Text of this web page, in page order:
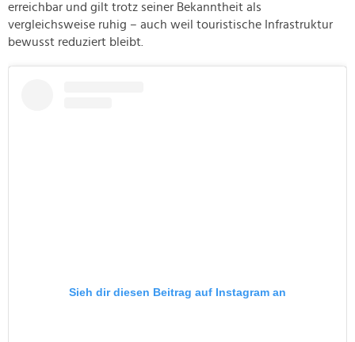
erreichbar und gilt trotz seiner Bekanntheit als
vergleichsweise ruhig – auch weil touristische Infrastruktur
bewusst reduziert bleibt.
Sieh dir diesen Beitrag auf Instagram an